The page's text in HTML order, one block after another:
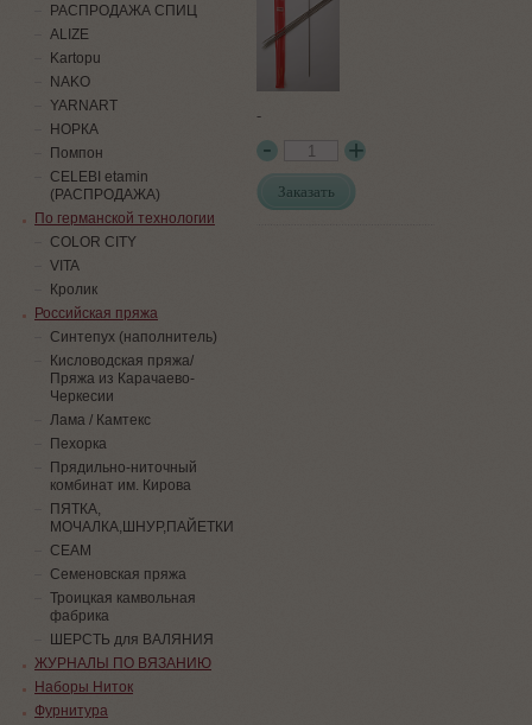
-
Заказать
РАСПРОДАЖА СПИЦ
ALIZE
Kartopu
NAKO
YARNART
НОРКА
Помпон
СELEBI etamin
(РАСПРОДАЖА)
По германской технологии
COLOR CITY
VITA
Кролик
Российская пряжа
Синтепух (наполнитель)
Кисловодская пряжа/
Пряжа из Карачаево-
Черкесии
Лама / Камтекс
Пехорка
Прядильно-ниточный
комбинат им. Кирова
ПЯТКА,
МОЧАЛКА,ШНУР,ПАЙЕТКИ
СЕАМ
Семеновская пряжа
Троицкая камвольная
фабрика
ШЕРСТЬ для ВАЛЯНИЯ
ЖУРНАЛЫ ПО ВЯЗАНИЮ
Наборы Ниток
Фурнитура